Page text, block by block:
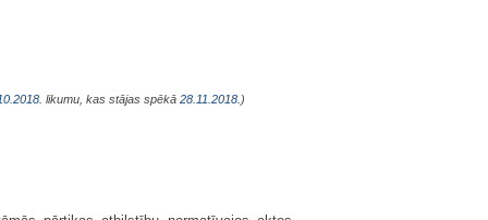
. likumu, kas stājas spēkā 28.11.2018.)